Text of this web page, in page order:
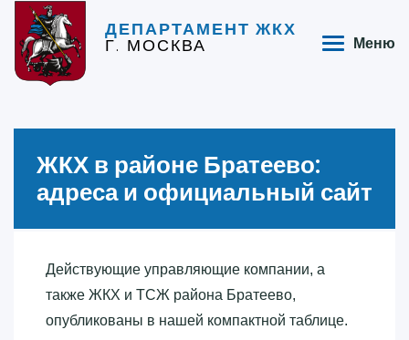
ДЕПАРТАМЕНТ ЖКХ
Г. МОСКВА Меню
ЖКХ в районе Братеево:
адреса и официальный сайт
Действующие управляющие компании, а
также ЖКХ и ТСЖ района Братеево,
опубликованы в нашей компактной таблице.